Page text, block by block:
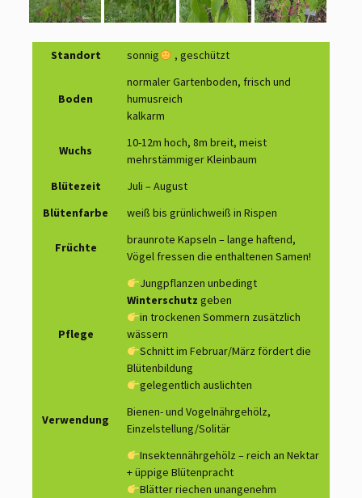
Standort sonnig , geschützt
Boden
normaler Gartenboden, frisch und
humusreich
kalkarm
Wuchs
10-12m hoch, 8m breit, meist
mehrstämmiger Kleinbaum
Blütezeit
Juli – August
Blütenfarbe
weiß bis grünlichweiß in Rispen
Früchte
braunrote Kapseln – lange haftend,
Vögel fressen die enthaltenen Samen!
Pflege
Jungpflanzen unbedingt
Winterschutz geben
in trockenen Sommern zusätzlich
wässern
Schnitt im Februar/März fördert die
Blütenbildung
gelegentlich auslichten
Verwendung
Bienen- und Vogelnährgehölz,
Einzelstellung/Solitär
Insektennährgehölz – reich an Nektar
+ üppige Blütenpracht
Blätter riechen unangenehm